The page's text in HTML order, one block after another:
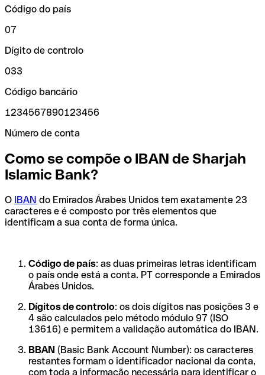
Código do país
07
Dígito de controlo
033
Código bancário
1234567890123456
Número de conta
Como se compõe o IBAN de Sharjah
Islamic Bank?
O IBAN do Emirados Árabes Unidos tem exatamente 23
caracteres e é composto por três elementos que
identificam a sua conta de forma única.
Código de país: as duas primeiras letras identificam
o país onde está a conta. PT corresponde a Emirados
Árabes Unidos.
Dígitos de controlo: os dois dígitos nas posições 3 e
4 são calculados pelo método módulo 97 (ISO
13616) e permitem a validação automática do IBAN.
BBAN (Basic Bank Account Number): os caracteres
restantes formam o identificador nacional da conta,
com toda a informação necessária para identificar o